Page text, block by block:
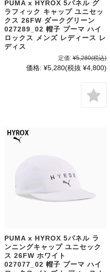
PUMA x HYROX 5パネル グ
ラフィック キャップ ユニセッ
クス 26FW ダークグリーン
027289_02 帽子 プーマ ハイ
ロックス メンズ レディース レ
ディス
定価: ¥5,280(税込)
価格: ¥5,280(税抜 ¥4,800)
PUMA x HYROX 5パネル ラ
ンニングキャップ ユニセック
ス 26FW ホワイト
027077_02 帽子 プーマ ハイ